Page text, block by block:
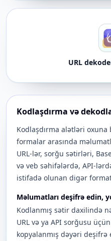
URL
Kodlaşdırma və
Kodlaşdırma alətləri oxuna
formalar arasında
URL-lər, sorğu sətirləri,
və veb səhifələrdə, API-
istifadə olunan digər
Məlumatları deşifrə edin,
Kodlanmış sətir daxilində
URL və ya API sorğusu
kopyalanmış dəyəri